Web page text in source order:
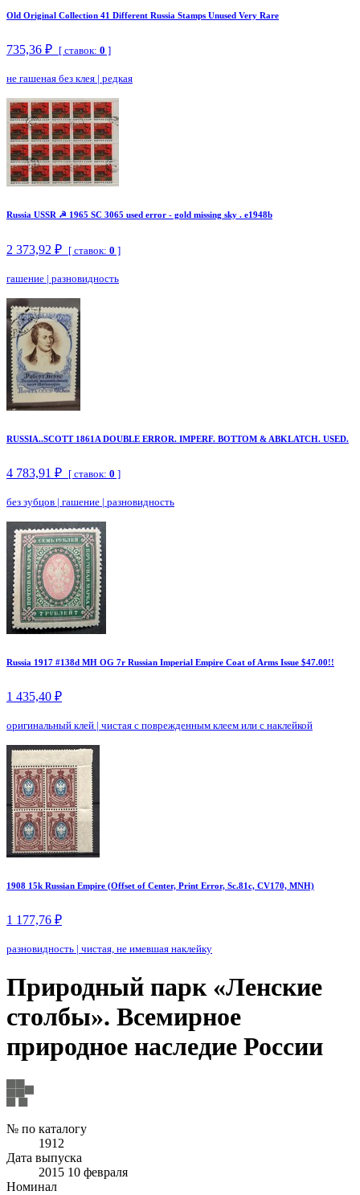
Old Original Collection 41 Different Russia Stamps Unused Very Rare
735,36 ₽ [ ставок: 0 ]
не гашеная без клея | редкая
Russia USSR ☭ 1965 SC 3065 used error - gold missing sky . e1948b
2 373,92 ₽ [ ставок: 0 ]
гашение | разновидность
RUSSIA..SCOTT 1861A DOUBLE ERROR. IMPERF. BOTTOM & ABKLATCH. USED.
4 783,91 ₽ [ ставок: 0 ]
без зубцов | гашение | разновидность
Russia 1917 #138d MH OG 7r Russian Imperial Empire Coat of Arms Issue $47.00!!
1 435,40 ₽
оригинальный клей | чистая с поврежденным клеем или с наклейкой
1908 15k Russian Empire (Offset of Center, Print Error, Sc.81c, CV170, MNH)
1 177,76 ₽
разновидность | чистая, не имевшая наклейку
Природный парк «Ленские
столбы». Всемирное
природное наследие России
№ по каталогу
1912
Дата выпуска
2015 10 февраля
Номинал